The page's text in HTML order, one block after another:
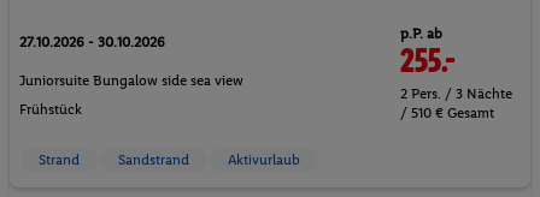
27.10.2026 - 30.10.2026
Juniorsuite Bungalow side sea view
Frühstück
p.P. ab
255.-
2 Pers. / 3 Nächte
/ 510 € Gesamt
Strand Sandstrand Aktivurlaub